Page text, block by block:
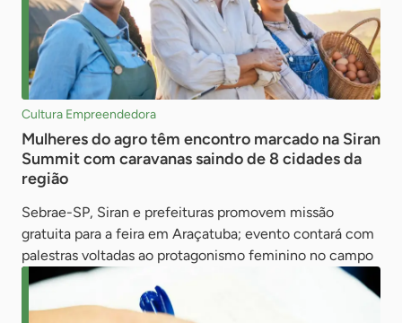
Cultura Empreendedora
Mulheres do agro têm encontro marcado na Siran
Summit com caravanas saindo de 8 cidades da
região
Sebrae-SP, Siran e prefeituras promovem missão
gratuita para a feira em Araçatuba; evento contará com
palestras voltadas ao protagonismo feminino no campo